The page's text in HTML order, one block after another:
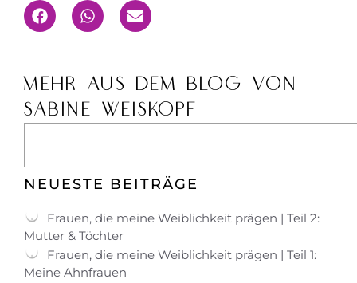
MEHR AUS DEM BLOG VON
SABINE WEISKOPF
NEUESTE BEITRÄGE
Frauen, die meine Weiblichkeit prägen | Teil 2:
Mutter & Töchter
Frauen, die meine Weiblichkeit prägen | Teil 1:
Meine Ahnfrauen